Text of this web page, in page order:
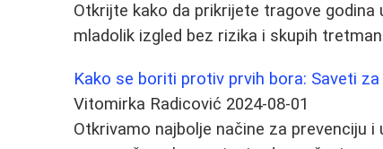
Otkrijte kako da prikrijete tragove
mladolik izgled bez rizika i skupih
Kako se boriti protiv prvih bora: Saveti
Vitomirka Radicović 2024-08-01
Otkrivamo najbolje načine za prevenciju